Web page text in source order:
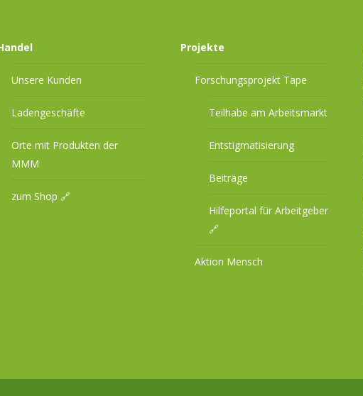
Unsere Kunden
Ladengeschäfte
Orte mit Produkten der
MMM
zum Shop 🔗
Projekte
Forschungsprojekt Tape
Teilhabe am Arbeitsmarkt
Entstigmatisierung
Beiträge
Hilfeportal für Arbeitgeber
🔗
Aktion Mensch